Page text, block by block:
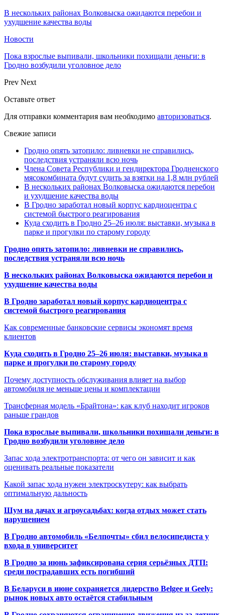
В нескольких районах Волковыска ожидаются перебои и
ухудшение качества воды
Новости
Пока взрослые выпивали, школьники похищали деньги: в
Гродно возбудили уголовное дело
Prev Next
Оставьте ответ
Для отправки комментария вам необходимо авторизоваться.
Свежие записи
Гродно опять затопило: ливневки не справились,
последствия устраняли всю ночь
Члена Совета Республики и гендиректора Гродненского
мясокомбината будут судить за взятки на 1,8 млн рублей
В нескольких районах Волковыска ожидаются перебои
и ухудшение качества воды
В Гродно заработал новый корпус кардиоцентра с
системой быстрого реагирования
Куда сходить в Гродно 25–26 июля: выставки, музыка в
парке и прогулки по старому городу
Гродно опять затопило: ливневки не справились,
последствия устраняли всю ночь
В нескольких районах Волковыска ожидаются перебои и
ухудшение качества воды
В Гродно заработал новый корпус кардиоцентра с
системой быстрого реагирования
Как современные банковские сервисы экономят время
клиентов
Куда сходить в Гродно 25–26 июля: выставки, музыка в
парке и прогулки по старому городу
Почему доступность обслуживания влияет на выбор
автомобиля не меньше цены и комплектации
Трансферная модель «Брайтона»: как клуб находит игроков
раньше грандов
Пока взрослые выпивали, школьники похищали деньги: в
Гродно возбудили уголовное дело
Запас хода электротранспорта: от чего он зависит и как
оценивать реальные показатели
Какой запас хода нужен электроскутеру: как выбрать
оптимальную дальность
Шум на дачах и агроусадьбах: когда отдых может стать
нарушением
В Гродно автомобиль «Белпочты» сбил велосипедиста у
входа в университет
В Гродно за июнь зафиксирована серия серьёзных ДТП:
среди пострадавших есть погибший
В Беларуси в июне сохраняется лидерство Belgee и Geely:
рынок новых авто остаётся стабильным